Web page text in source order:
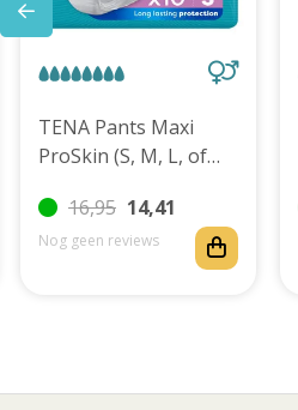
TENA Pants Maxi
ProSkin (S, M, L, of
16,95 14,41
Nog geen reviews